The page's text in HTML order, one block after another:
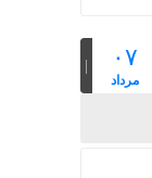
۰۷
مرداد